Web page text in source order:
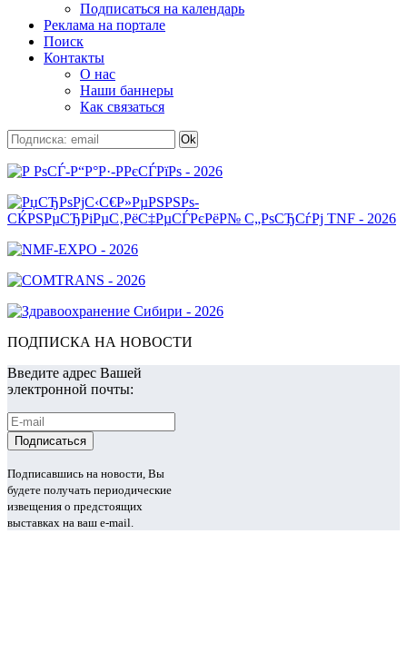
Подписаться на календарь
Реклама на портале
Поиск
Контакты
О нас
Наши баннеры
Как связаться
ПОДПИСКА НА НОВОСТИ
Введите адрес Вашей
электронной почты:
Подписавшись на новости, Вы
будете получать периодические
извещения о предстоящих
выставках на ваш e-mail.